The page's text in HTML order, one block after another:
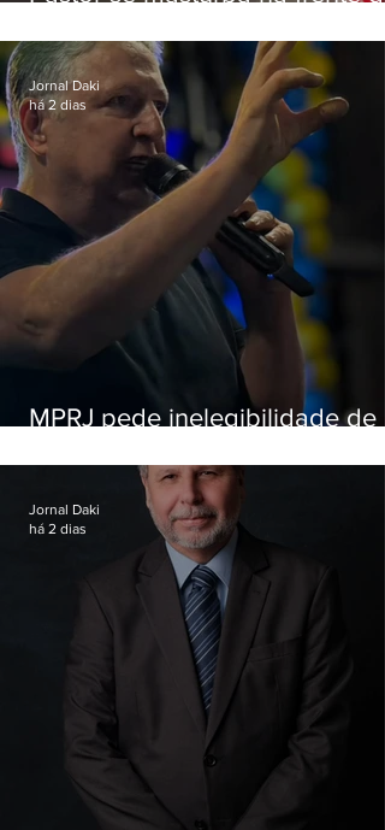
MPRJ pede inelegibilidade de
Jornal Daki
há 2 dias
Jornal Daki
há 2 dias